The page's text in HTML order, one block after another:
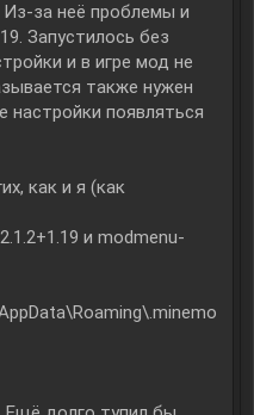
Из-за неё проблемы и
Запустилось без
и в игре мод не
также нужен
настройки появляться
как и я (как
и modmenu-